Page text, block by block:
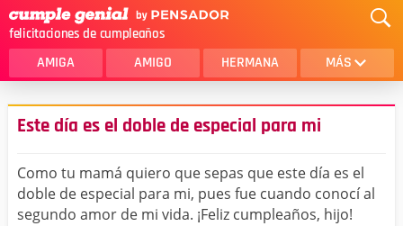
felicitaciones de cumpleaños
AMIGA AMIGO HERMANA MÁS
MAMA
AMOR
SOBRINA
HIJA
HERMANO
HIJO
Este día es el doble de especial para mi
Como tu mamá quiero que sepas que este día es el
doble de especial para mi, pues fue cuando conocí al
segundo amor de mi vida. ¡Feliz cumpleaños, hijo!